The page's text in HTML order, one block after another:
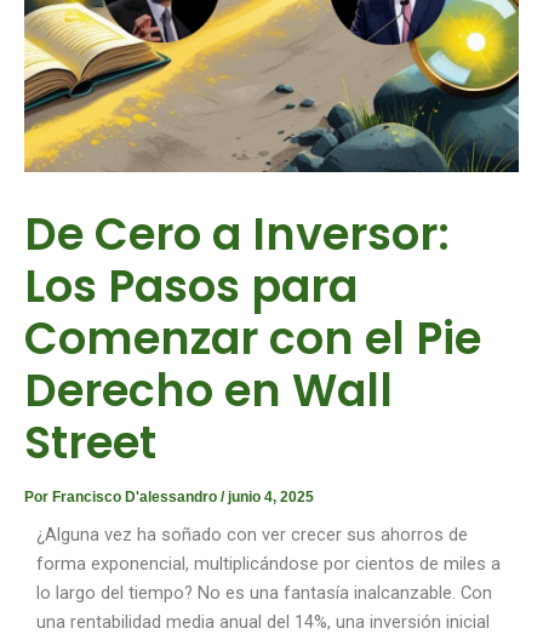
De Cero a Inversor:
Los Pasos para
Comenzar con el Pie
Derecho en Wall
Street
Por Francisco D'alessandro /junio 4, 2025
¿Alguna vez ha soñado con ver crecer sus ahorros de
forma exponencial, multiplicándose por cientos de miles a
lo largo del tiempo? No es una fantasía inalcanzable. Con
una rentabilidad media anual del 14%, una inversión inicial